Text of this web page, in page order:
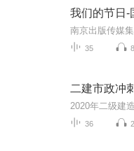
我们的节日-
35
二建市政冲
36